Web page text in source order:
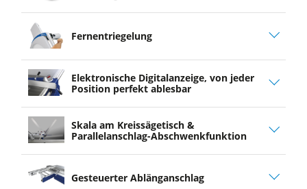
Fernentriegelung
Elektronische Digitalanzeige, von jeder
Position perfekt ablesbar
Skala am Kreissägetisch &
Parallelanschlag-Abschwenkfunktion
Gesteuerter Ablänganschlag